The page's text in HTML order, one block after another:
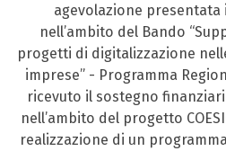
agevolazione presentata
nell’ambito del Bando
progetti di digitalizzazione
imprese” - Programma
ricevuto il sostegno
nell’ambito del progetto
realizzazione di un